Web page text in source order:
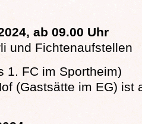
ab 09.00 Uhr
und Fichtenaufstellen
1. FC im Sportheim)
(Gastsätte im EG) ist